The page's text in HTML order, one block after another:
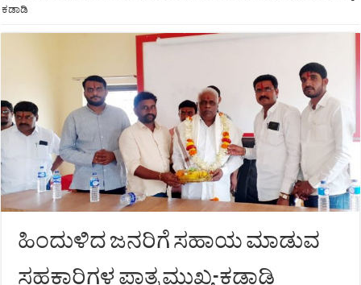
ಕಡಾಡಿ
ಹಿಂದುಳಿದ ಜನರಿಗೆ ಸಹಾಯ ಮಾಡುವ
ಸಹಕಾರಿಗಳ ಪಾತ್ರ ಮುಖ್ಯ-ಕಡಾಡಿ